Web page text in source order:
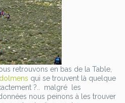
retrouvons en bas de la Table,
qui se trouvent là quelque
?.. malgré les
nous peinons à les trouver